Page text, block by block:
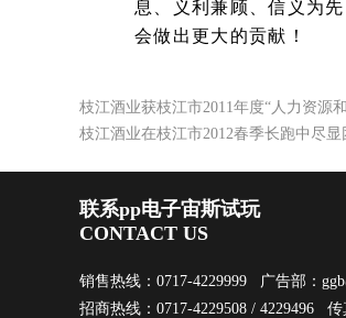
息、义利兼顾、信义为
会做出更大的贡献！
枝江酒业获枝江市2011年度“人力资源
枝江酒业在枝江市2012春季长跑中尽显
联系pp电子宙斯试玩
CONTACT US
销售热线：0717-4229999 广告部：
招商热线：0717-4229508 / 4229496